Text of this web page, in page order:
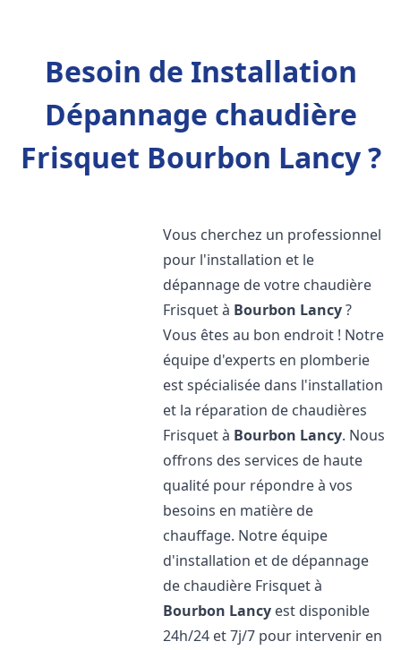
Besoin de Installation
Dépannage chaudière
Frisquet Bourbon Lancy ?
Vous cherchez un professionnel
pour l'installation et le
dépannage de votre chaudière
Frisquet à Bourbon Lancy?
Vous êtes au bon endroit ! Notre
équipe d'experts en plomberie
est spécialisée dans l'installation
et la réparation de chaudières
Frisquet à Bourbon Lancy. Nous
offrons des services de haute
qualité pour répondre à vos
besoins en matière de
chauffage. Notre équipe
d'installation et de dépannage
de chaudière Frisquet à
Bourbon Lancy est disponible
24h/24 et 7j/7 pour intervenir en